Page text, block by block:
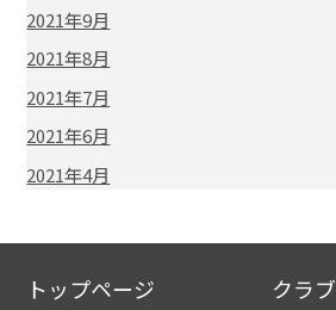
2021年9月
2021年8月
2021年7月
2021年6月
2021年4月
トップページ
クラ